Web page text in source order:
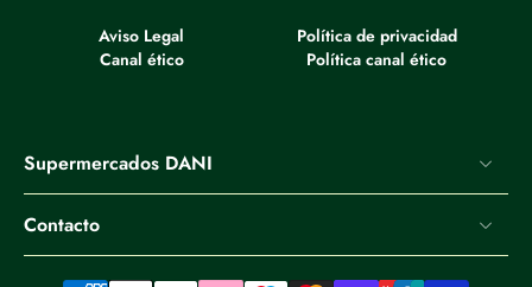
Aviso Legal
Política de privacidad
Canal ético
Política canal ético
Supermercados DANI
Contacto